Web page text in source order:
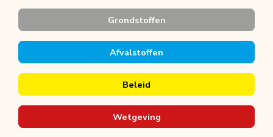
Grondstoffen
Afvalstoffen
Beleid
Wetgeving